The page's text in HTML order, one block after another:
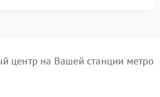
центр на Вашей станции метро